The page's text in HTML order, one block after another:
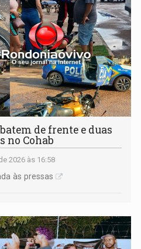
de frente e duas
no Cohab
2026 às 16:58
às pressas